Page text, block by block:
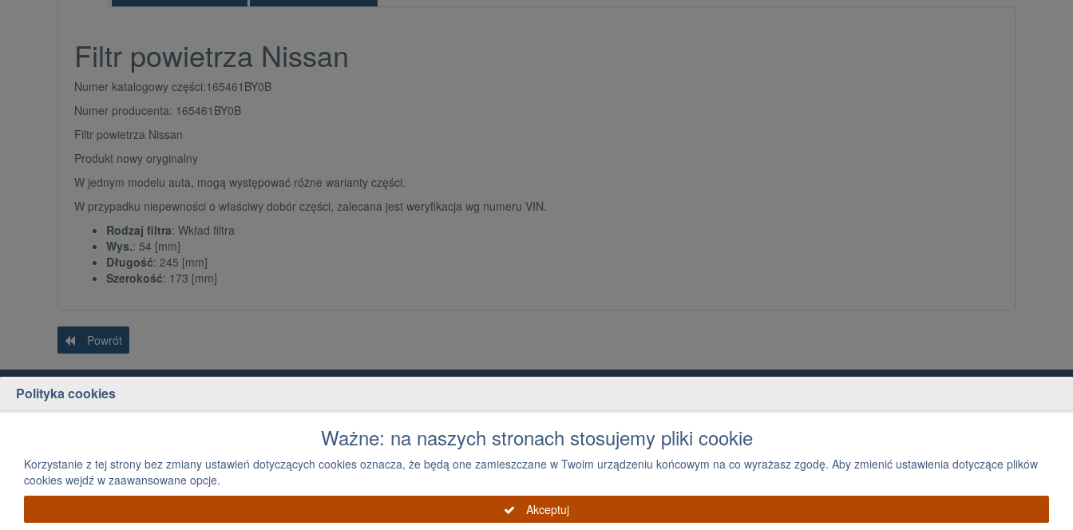
Filtr powietrza Nissan
Numer katalogowy części:165461BY0B
Numer producenta: 165461BY0B
Filtr powietrza Nissan
Produkt nowy oryginalny
W jednym modelu auta, mogą występować różne warianty części.
W przypadku niepewności o właściwy dobór części, zalecana jest weryfikacja wg numeru VIN.
Rodzaj filtra: Wkład filtra
Wys.: 54 [mm]
Długość: 245 [mm]
Szerokość: 173 [mm]
Powrót
Polityka cookies
Ważne: na naszych stronach stosujemy pliki cookie
Korzystanie z tej strony bez zmiany ustawień dotyczących cookies oznacza, że będą one zamieszczane w Twoim urządzeniu końcowym na co wyrażasz zgodę. Aby zmienić ustawienia dotyczące plików
cookies wejdź w zaawansowane opcje.
Akceptuj
Obsługa klienta
Dostawa
Zwroty i reklamacje
Polityka prywatności
Strefa dla firm
Mapa kategorii
Napisz, jak możemy Ci pomóc